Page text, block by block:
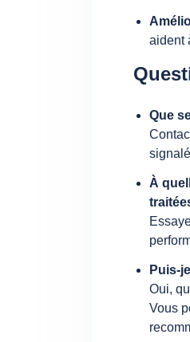
aident
Que
À
Puis-
Oui,
Vous